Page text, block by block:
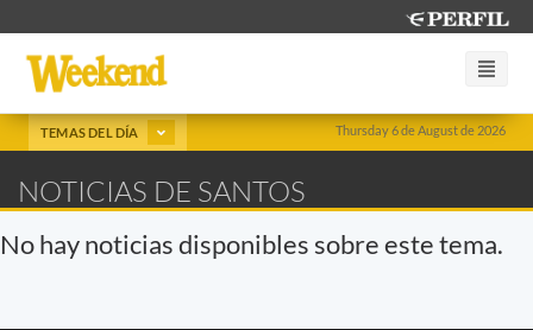
Thursday 6 de August de 2026
TEMAS DEL DÍA
NOTICIAS DE SANTOS
No hay noticias disponibles sobre este tema.